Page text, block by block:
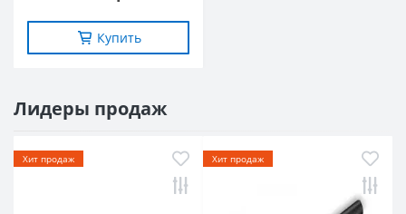
Купить
Лидеры продаж
Хит продаж Хит продаж